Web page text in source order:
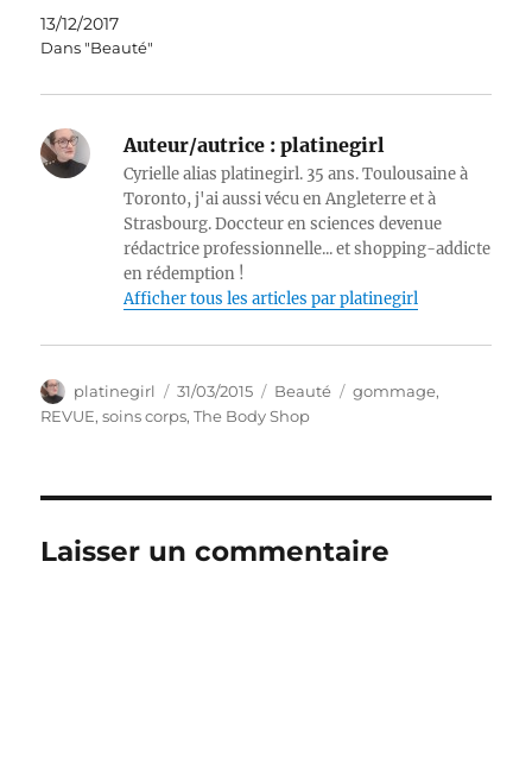
13/12/2017
Dans "Beauté"
Auteur/autrice : platinegirl
Cyrielle alias platinegirl. 35 ans. Toulousaine à
Toronto, j'ai aussi vécu en Angleterre et à
Strasbourg. Doccteur en sciences devenue
rédactrice professionnelle... et shopping-addicte
en rédemption !
Afficher tous les articles par platinegirl
Auteur
platinegirl
Publié
le
31/03/2015 Catégories
Beauté Étiquettes
gommage,
REVUE,soins corps,The Body Shop
Laisser un commentaire